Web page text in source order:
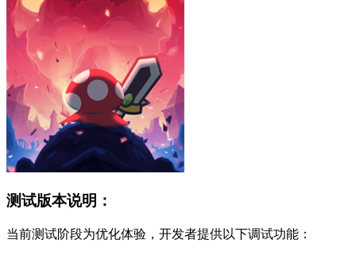
测试版本说明：
当前测试阶段为优化体验，开发者提供以下调试功能：